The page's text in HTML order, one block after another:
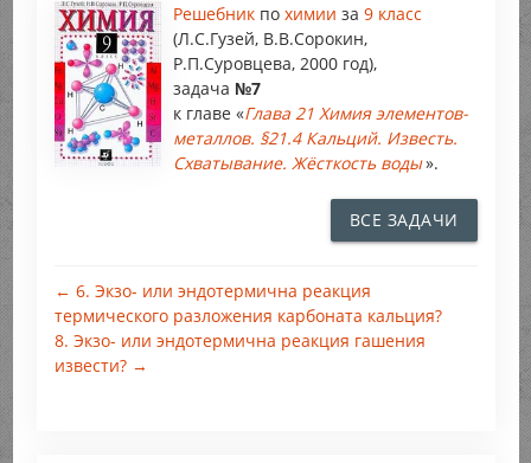
Решебник по химии за 9 класс
(Л.С.Гузей, В.В.Сорокин,
Р.П.Суровцева, 2000 год),
задача №7
к главе «Глава 21 Химия элементов-
металлов. §21.4 Кальций. Известь.
Схватывание. Жёсткость воды».
ВСЕ ЗАДАЧИ
← 6. Экзо- или эндотермична реакция
термического разложения карбоната кальция?
8. Экзо- или эндотермична реакция гашения
извести? →